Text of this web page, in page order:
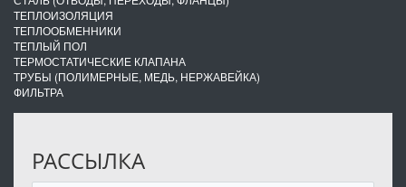
ТЕПЛОИЗОЛЯЦИЯ
ТЕПЛООБМЕННИКИ
ТЕПЛЫЙ ПОЛ
ТЕРМОСТАТИЧЕСКИЕ КЛАПАНА
ТРУБЫ (ПОЛИМЕРНЫЕ, МЕДЬ, НЕРЖАВЕЙКА)
ФИЛЬТРА
РАССЫЛКА